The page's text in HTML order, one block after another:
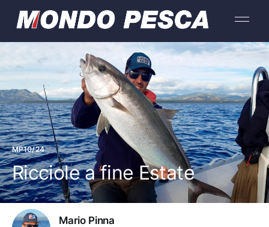
MP10/24
Ricciole a fine Estate
Mario Pinna